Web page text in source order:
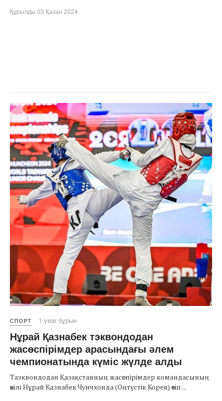
Құрылды 03 Қазан 2024
СПОРТ 1 year бұрын
Нұрай Қазнабек тэквондодан
жасөспірімдер арасындағы әлем
чемпионатында күміс жүлде алды
Таэквондодан Қазақстанның жасөспірімдер командасының
өкілі Нұрай Қазнабек Чунчхонда (Оңтүстік Корея) өтіп ...